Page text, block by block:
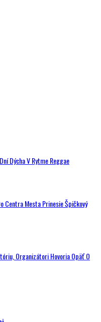
Dýcha V Rytme Reggae
Centra Mesta Prinesie Špičkový
Organizátori Hovoria Opäť O